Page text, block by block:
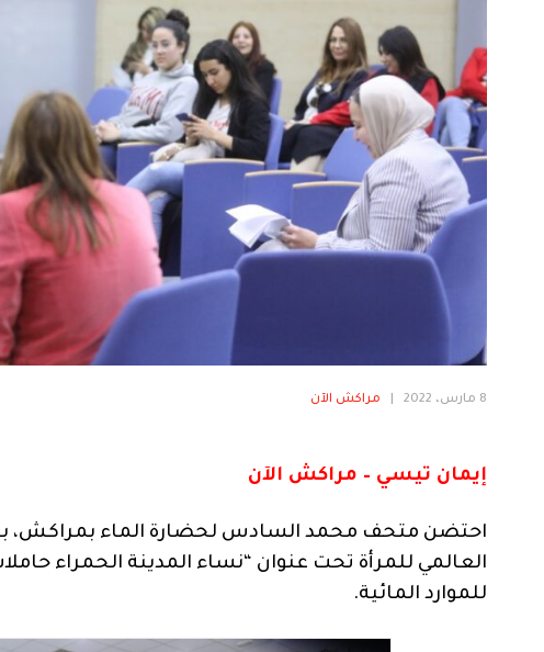
8 مارس، 2022 مراكش الآن
إيمان تيسي – مراكش الآن
العالمي للمرأة تحت عنوان “نساء المدينة الحمراء
للموارد المائية.